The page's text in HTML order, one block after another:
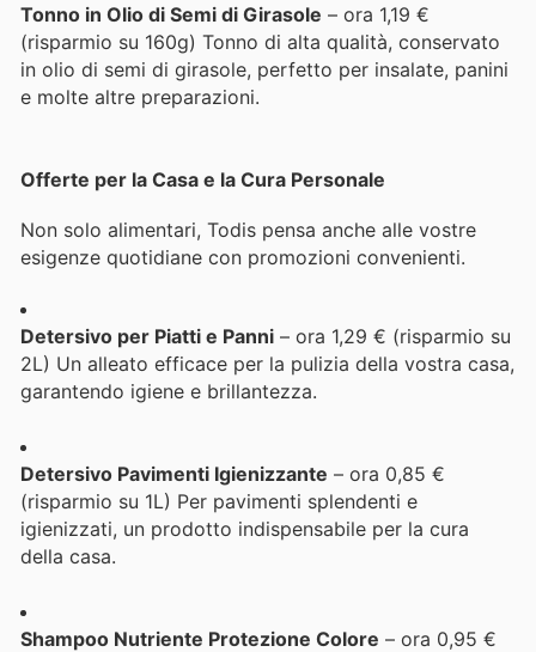
Tonno in Olio di Semi di Girasole – ora 1,19 €
(risparmio su 160g) Tonno di alta qualità, conservato
in olio di semi di girasole, perfetto per insalate, panini
e molte altre preparazioni.
Offerte per la Casa e la Cura Personale
Non solo alimentari, Todis pensa anche alle vostre
esigenze quotidiane con promozioni convenienti.
Detersivo per Piatti e Panni – ora 1,29 € (risparmio su
2L) Un alleato efficace per la pulizia della vostra casa,
garantendo igiene e brillantezza.
Detersivo Pavimenti Igienizzante – ora 0,85 €
(risparmio su 1L) Per pavimenti splendenti e
igienizzati, un prodotto indispensabile per la cura
della casa.
Shampoo Nutriente Protezione Colore – ora 0,95 €